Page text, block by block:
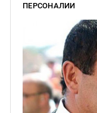
ПЕРСОНАЛИИ